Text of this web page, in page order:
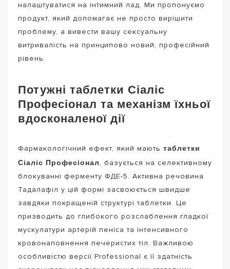
налаштуватися на інтимний лад. Ми пропонуємо
продукт, який допомагає не просто вирішити
проблему, а вивести вашу сексуальну
витривалість на принципово новий, професійний
рівень.
Потужні таблетки Сіаліс
Професіонал та механізм їхньої
вдосконаленої дії
Фармакологічний ефект, який мають таблетки
Сіаліс Професіонал, базується на селективному
блокуванні ферменту ФДЕ-5. Активна речовина
Тадалафіл у цій формі засвоюється швидше
завдяки покращеній структурі таблетки. Це
призводить до глибокого розслаблення гладкої
мускулатури артерій пеніса та інтенсивного
кровонаповнення печеристих тіл. Важливою
особливістю версії Professional є її здатність